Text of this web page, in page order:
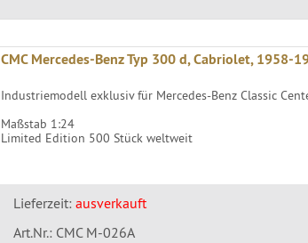
CMC Mercedes-Benz Typ 300 d, Cabriolet, 1958-
Industriemodell exklusiv für Mercedes-Benz Classic
Maßstab 1:24
Limited Edition 500 Stück weltweit
Lieferzeit: ausverkauft
Art.Nr.: CMC M-026A